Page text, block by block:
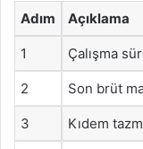
Adım Açıklama
1 Çalışma
2 Son brüt
3 Kıdem